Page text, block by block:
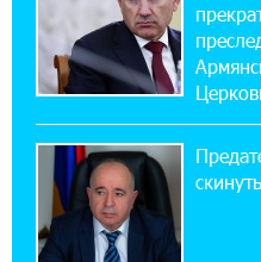
11:21:15 31-07-2026
ЕАЭС со
нибудь это
11:03:52 31-07-2026
Если Израиль
армян против
значит сам Геноцид?